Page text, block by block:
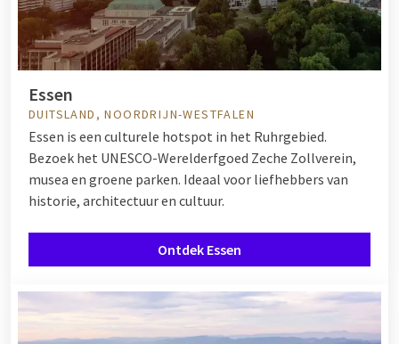
Essen
DUITSLAND, NOORDRIJN-WESTFALEN
Essen is een culturele hotspot in het Ruhrgebied.
Bezoek het UNESCO-Werelderfgoed Zeche Zollverein,
musea en groene parken. Ideaal voor liefhebbers van
historie, architectuur en cultuur.
Ontdek Essen